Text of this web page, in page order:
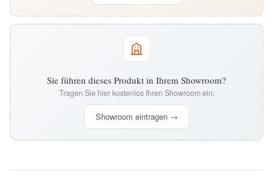
Sie führen dieses Produkt in Ihrem Showroom?
Tragen Sie hier kostenlos Ihren Showroom ein:
Showroom eintragen →